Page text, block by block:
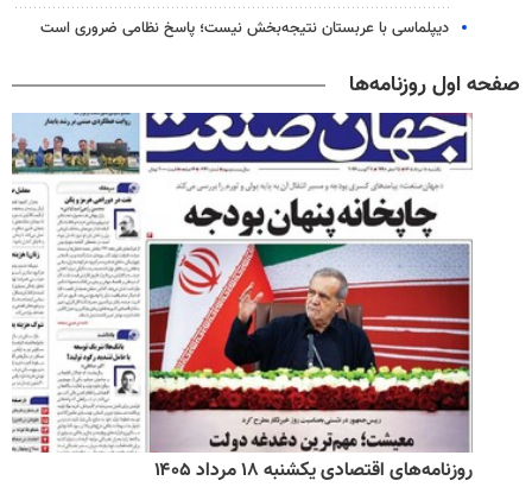
دیپلماسی با عربستان نتیجه‌بخش نیست؛ پاسخ نظامی ضروری است
صفحه اول روزنامه‌ها
روزنامه‌های اقتصادی یکشنبه ۱۸ مرداد ۱۴۰۵